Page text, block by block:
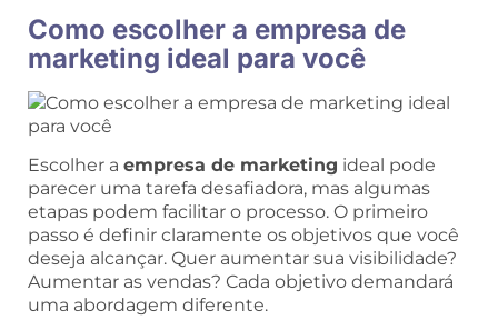
Como escolher a empresa de
marketing ideal para você
Escolher a empresa de marketing ideal pode
parecer uma tarefa desafiadora, mas algumas
etapas podem facilitar o processo. O primeiro
passo é definir claramente os objetivos que você
deseja alcançar. Quer aumentar sua visibilidade?
Aumentar as vendas? Cada objetivo demandará
uma abordagem diferente.